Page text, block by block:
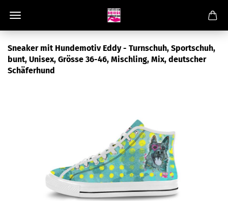
Sneaker mit Hundemotiv Eddy - Turnschuh, Sportschuh,
bunt, Unisex, Grösse 36-46, Mischling, Mix, deutscher
Schäferhund